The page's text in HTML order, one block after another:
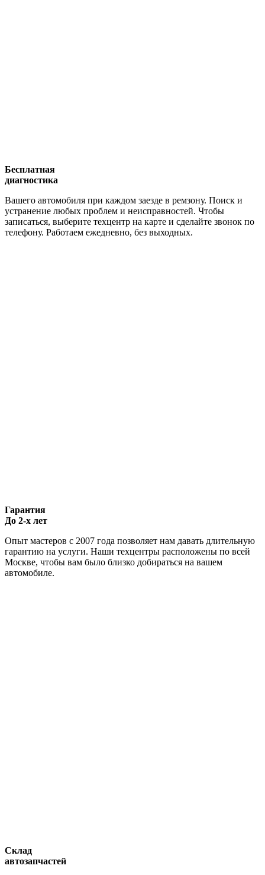
Бесплатная
диагностика
Вашего автомобиля при каждом заезде в ремзону. Поиск и
устранение любых проблем и неисправностей. Чтобы
записаться, выберите техцентр на карте и сделайте звонок по
телефону. Работаем ежедневно, без выходных.
Гарантия
До 2-х лет
Опыт мастеров с 2007 года позволяет нам давать длительную
гарантию на услуги. Наши техцентры расположены по всей
Москве, чтобы вам было близко добираться на вашем
автомобиле.
Склад
автозапчастей